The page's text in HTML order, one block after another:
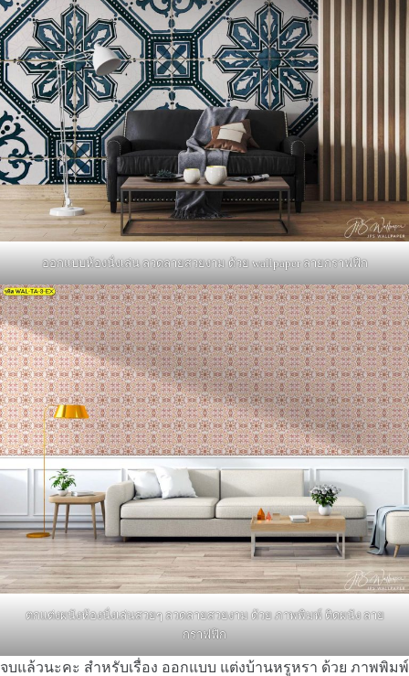
ออกแบบห้องนั่งเล่น ลวดลายสวยงาม ด้วย wallpaper ลายกราฟฟิก
ตกแต่งผนังห้องนั่งเล่นสวยๆ ลวดลายสวยงาม ด้วย ภาพพิมพ์ ติดผนัง ลาย
กราฟฟิก
จบแล้วนะคะ สำหรับเรื่อง ออกแบบ แต่งบ้านหรูหรา ด้วย ภาพพิมพ์